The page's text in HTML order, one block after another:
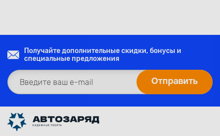
Получайте дополнительные скидки, бонусы и
специальные предложения